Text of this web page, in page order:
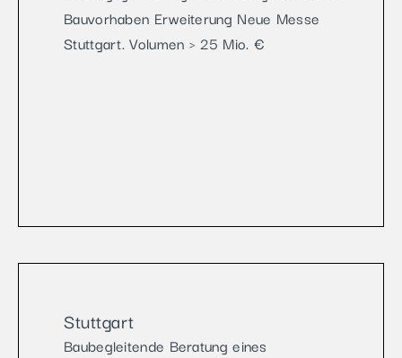
Bauvorhaben Erweiterung Neue Messe
Stuttgart. Volumen > 25 Mio. €
Stuttgart
Baubegleitende Beratung eines